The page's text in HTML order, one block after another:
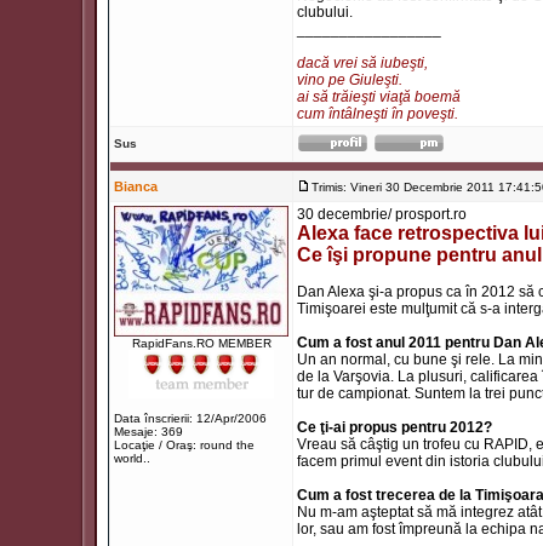
clubului.
dacă vrei să iubeşti,
vino pe Giuleşti.
ai să trăieşti viaţă boemă
cum întâlneşti în poveşti.
Sus
Bianca Trimis: Vineri 30 Decembrie 2011
RapidFans.RO MEMBER
Data înscrierii: 12/Apr/2006
Mesaje: 369
Locaţie / Oraş: round the
world..
30 decembrie/ prosport.ro
Alexa face retrospectiva
Ce îşi propune pentru
Dan Alexa şi-a propus ca în 2012
Timişoarei este mulţumit că s-a
Cum a fost anul 2011 pentru Dan
Un an normal, cu bune şi rele. La
de la Varşovia. La plusuri,
tur de campionat. Suntem la trei
Ce ţi-ai propus pentru 2012?
Vreau să câştig un trofeu cu RAPID,
facem primul event din istoria
Cum a fost trecerea de la
Nu m-am aşteptat să mă integrez
lor, sau am fost împreună la echipa